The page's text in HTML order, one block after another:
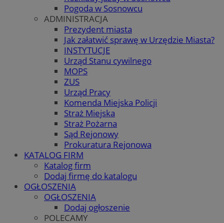
Pogoda w Sosnowcu
ADMINISTRACJA
Prezydent miasta
Jak załatwić sprawę w Urzędzie Miasta?
INSTYTUCJE
Urząd Stanu cywilnego
MOPS
ZUS
Urząd Pracy
Komenda Miejska Policji
Straż Miejska
Straż Pożarna
Sąd Rejonowy
Prokuratura Rejonowa
KATALOG FIRM
Katalog firm
Dodaj firmę do katalogu
OGŁOSZENIA
OGŁOSZENIA
Dodaj ogłoszenie
POLECAMY